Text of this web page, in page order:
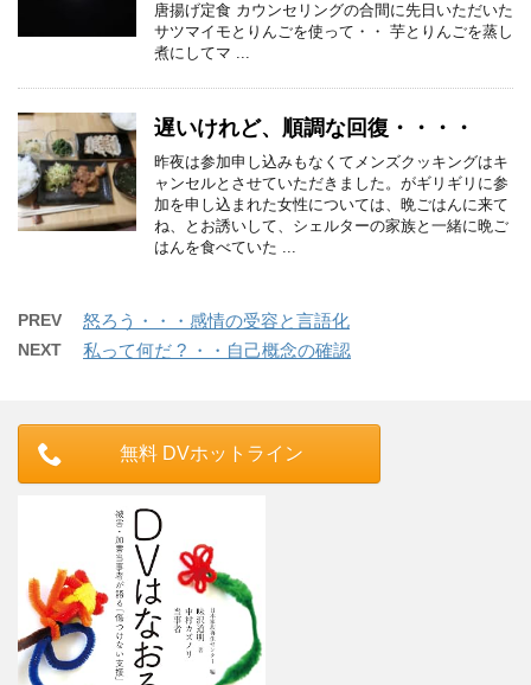
唐揚げ定食 カウンセリングの合間に先日いただいた
サツマイモとりんごを使って・・ 芋とりんごを蒸し
煮にしてマ ...
遅いけれど、順調な回復・・・・
昨夜は参加申し込みもなくてメンズクッキングはキ
ャンセルとさせていただきました。がギリギリに参
加を申し込まれた女性については、晩ごはんに来て
ね、とお誘いして、シェルターの家族と一緒に晩ご
はんを食べていた ...
PREV 怒ろう・・・感情の受容と言語化
NEXT 私って何だ ? ・・自己概念の確認
無料 DVホットライン